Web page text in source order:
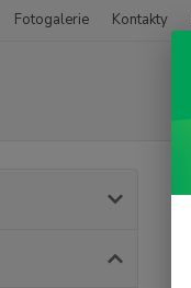
Fotogalerie Kontakty